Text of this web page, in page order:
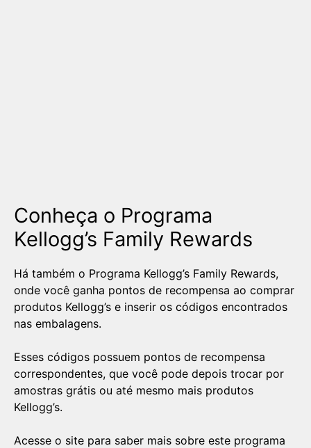
Conheça o Programa
Kellogg’s Family Rewards
Há também o Programa Kellogg’s Family Rewards,
onde você ganha pontos de recompensa ao comprar
produtos Kellogg’s e inserir os códigos encontrados
nas embalagens.
Esses códigos possuem pontos de recompensa
correspondentes, que você pode depois trocar por
amostras grátis ou até mesmo mais produtos
Kellogg’s.
Acesse o site para saber mais sobre este programa